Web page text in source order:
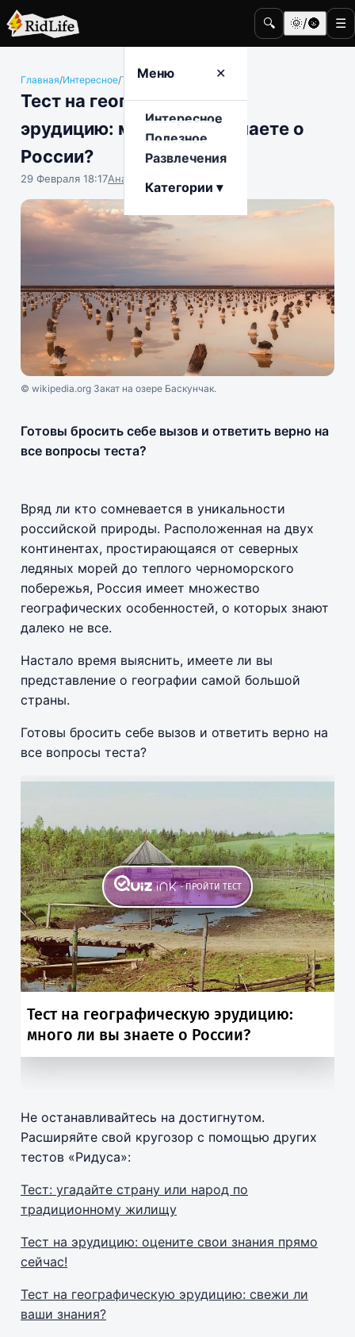
🔍 🌞/🌚 ☰
Меню ✕
Интересное
Полезное
Развлечения
Категории ▾
Главная/Интересное/Тесты
Тест на географическую
эрудицию: много ли вы знаете о
России?
29 Февраля 18:17Анастасия Попова
© wikipedia.org Закат на озере Баскунчак.
Готовы бросить себе вызов и ответить верно на
все вопросы теста?
Вряд ли кто сомневается в уникальности
российской природы. Расположенная на двух
континентах, простирающаяся от северных
ледяных морей до теплого черноморского
побережья, Россия имеет множество
географических особенностей, о которых знают
далеко не все.
Настало время выяснить, имеете ли вы
представление о географии самой большой
страны.
Готовы бросить себе вызов и ответить верно на
все вопросы теста?
Не останавливайтесь на достигнутом.
Расширяйте свой кругозор с помощью других
тестов «Ридуса»:
Тест: угадайте страну или народ по
традиционному жилищу
Тест на эрудицию: оцените свои знания прямо
сейчас!
Тест на географическую эрудицию: свежи ли
ваши знания?